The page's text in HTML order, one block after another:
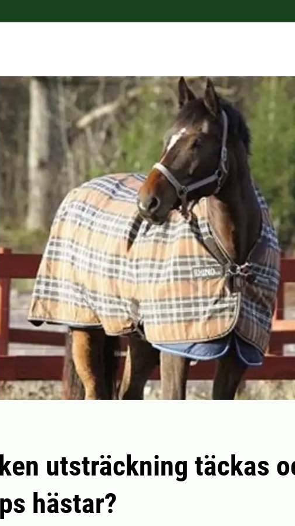
utsträckning täckas
hästar?